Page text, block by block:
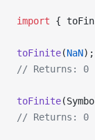
import {
toFinite(NaN);
// Returns: 0
toFinite
// Returns: 0